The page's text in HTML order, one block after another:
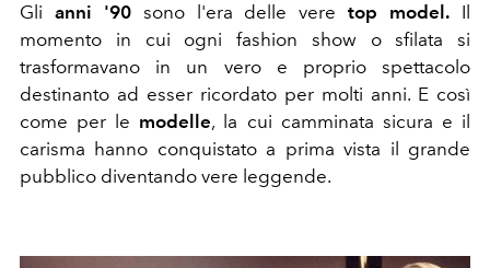
Gli anni '90sono l'era delle veretop model. Il
momento in cui ogni fashion show o sfilata si
trasformavano in un vero e proprio spettacolo
destinanto ad esser ricordato per molti anni. E così
come per le modelle, la cui camminata sicura e il
carisma hanno conquistato a prima vista il grande
pubblico diventando vere leggende.